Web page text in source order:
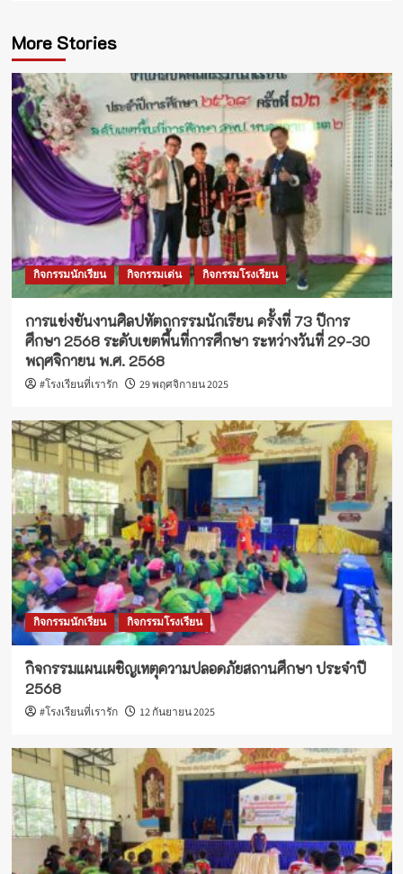
More Stories
กิจกรรมนักเรียน กิจกรรมเด่น กิจกรรมโรงเรียน
การแข่งขันงานศิลปหัตถกรรมนักเรียน ครั้งที่ 73 ปีการ
ศึกษา 2568 ระดับเขตพื้นที่การศึกษา ระหว่างวันที่ 29-30
พฤศจิกายน พ.ศ. 2568
#โรงเรียนที่เรารัก 29 พฤศจิกายน 2025
กิจกรรมนักเรียน กิจกรรมโรงเรียน
กิจกรรมแผนเผชิญเหตุความปลอดภัยสถานศึกษา ประจำปี
2568
#โรงเรียนที่เรารัก 12 กันยายน 2025